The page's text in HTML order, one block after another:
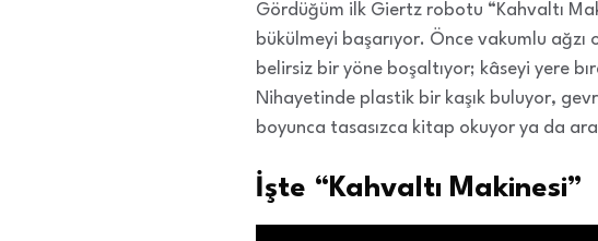
Gördüğüm ilk Giertz robotu “Kahvaltı
bükülmeyi başarıyor. Önce vakumlu
belirsiz bir yöne boşaltıyor; kâseyi yere
Nihayetinde plastik bir kaşık buluyor,
boyunca tasasızca kitap okuyor ya da
İşte “Kahvaltı Makinesi”